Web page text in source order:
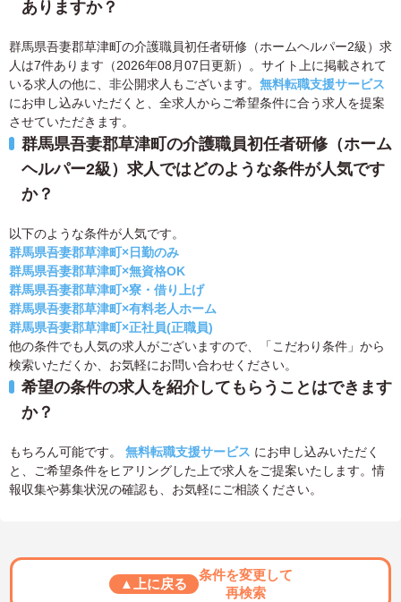
ありますか？
群馬県吾妻郡草津町の介護職員初任者研修（ホームヘルパー2級）求
人は7件あります（2026年08月07日更新）。サイト上に掲載されて
いる求人の他に、非公開求人もございます。 無料転職支援サービス
にお申し込みいただくと、全求人からご希望条件に合う求人を提案
させていただきます。
群馬県吾妻郡草津町の介護職員初任者研修（ホーム
ヘルパー2級）求人ではどのような条件が人気です
か？
以下のような条件が人気です。
群馬県吾妻郡草津町×日勤のみ
群馬県吾妻郡草津町×無資格OK
群馬県吾妻郡草津町×寮・借り上げ
群馬県吾妻郡草津町×有料老人ホーム
群馬県吾妻郡草津町×正社員(正職員)
他の条件でも人気の求人がございますので、「こだわり条件」から
検索いただくか、お気軽にお問い合わせください。
希望の条件の求人を紹介してもらうことはできます
か？
もちろん可能です。 無料転職支援サービス にお申し込みいただく
と、ご希望条件をヒアリングした上で求人をご提案いたします。情
報収集や募集状況の確認も、お気軽にご相談ください。
▲上に戻る
条件を変更して
再検索